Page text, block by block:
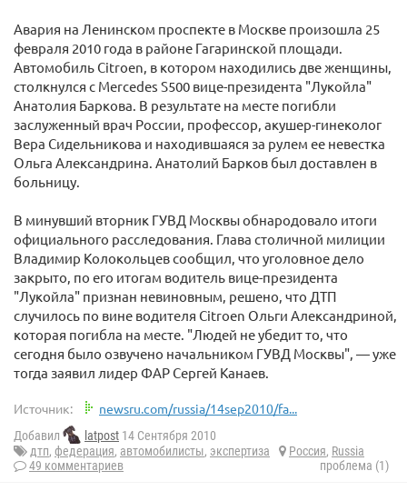
Авария на Ленинском проспекте в Москве произошла 25
февраля 2010 года в районе Гагаринской площади.
Автомобиль Citroen, в котором находились две женщины,
столкнулся с Mercedes S500 вице-президента "Лукойла"
Анатолия Баркова. В результате на месте погибли
заслуженный врач России, профессор, акушер-гинеколог
Вера Сидельникова и находившаяся за рулем ее невестка
Ольга Александрина. Анатолий Барков был доставлен в
больницу.
В минувший вторник ГУВД Москвы обнародовало итоги
официального расследования. Глава столичной милиции
Владимир Колокольцев сообщил, что уголовное дело
закрыто, по его итогам водитель вице-президента
"Лукойла" признан невиновным, решено, что ДТП
случилось по вине водителя Citroen Ольги Александриной,
которая погибла на месте. "Людей не убедит то, что
сегодня было озвучено начальником ГУВД Москвы", — уже
тогда заявил лидер ФАР Сергей Канаев.
Источник: newsru.com/russia/14sep2010/fa...
Добавил latpost 14 Сентября 2010
дтп, федерация, автомобилисты, экспертиза Россия, Russia
49 комментариев
проблема (1)